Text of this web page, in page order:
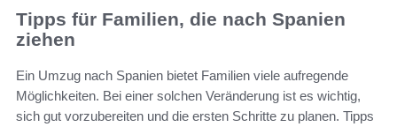
Tipps für Familien, die nach Spanien
ziehen
Ein Umzug nach Spanien bietet Familien viele aufregende
Möglichkeiten. Bei einer solchen Veränderung ist es wichtig,
sich gut vorzubereiten und die ersten Schritte zu planen. Tipps